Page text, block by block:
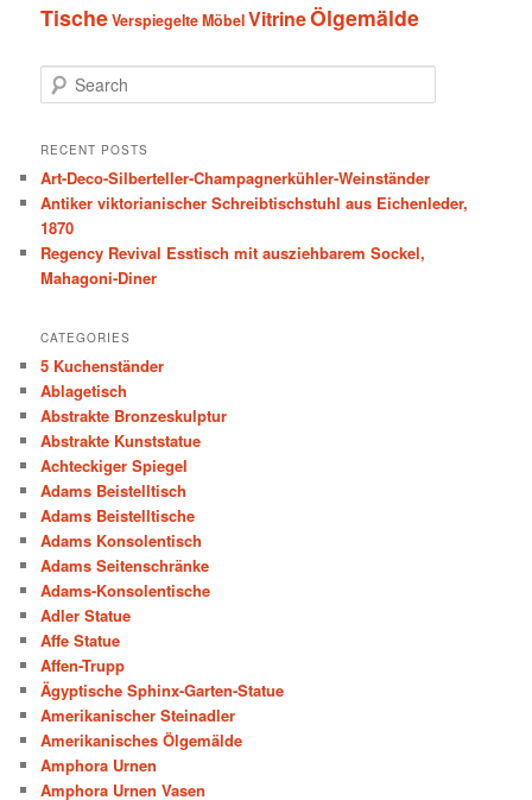
TischeVerspiegelte MöbelVitrineÖlgemälde
e
r
h
RECENT POSTS
Art-Deco-Silberteller-Champagnerkühler-Weinständer
Antiker viktorianischer Schreibtischstuhl aus Eichenleder,
1870
Regency Revival Esstisch mit ausziehbarem Sockel,
Mahagoni-Diner
CATEGORIES
5 Kuchenständer
Ablagetisch
Abstrakte Bronzeskulptur
Abstrakte Kunststatue
Achteckiger Spiegel
Adams Beistelltisch
Adams Beistelltische
Adams Konsolentisch
Adams Seitenschränke
Adams-Konsolentische
Adler Statue
Affe Statue
Affen-Trupp
Ägyptische Sphinx-Garten-Statue
Amerikanischer Steinadler
Amerikanisches Ölgemälde
Amphora Urnen
Amphora Urnen Vasen